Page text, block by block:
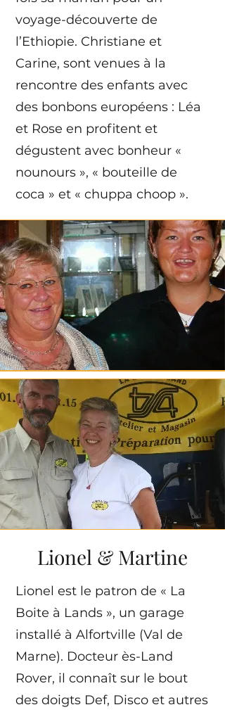
Lionel & Martine
Lionel est le patron de « La
Boite à Lands », un garage
installé à Alfortville (Val de
Marne). Docteur ès-Land
Rover, il connaît sur le bout
des doigts Def, Disco et autres
voyage-découverte de
l’Ethiopie. Christiane et
Carine, sont venues à la
rencontre des enfants avec
des bonbons européens : Léa
et Rose en profitent et
dégustent avec bonheur «
nounours », « bouteille de
coca » et « chuppa choop ».